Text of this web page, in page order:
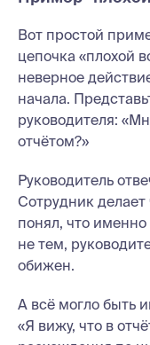
Вот простой
цепочка «плохой
неверное
начала.
руководителя:
отчётом?»
Руководитель
Сотрудник делает
понял, что именно
не тем,
обижен.
А всё могло быть
«Я вижу, что в